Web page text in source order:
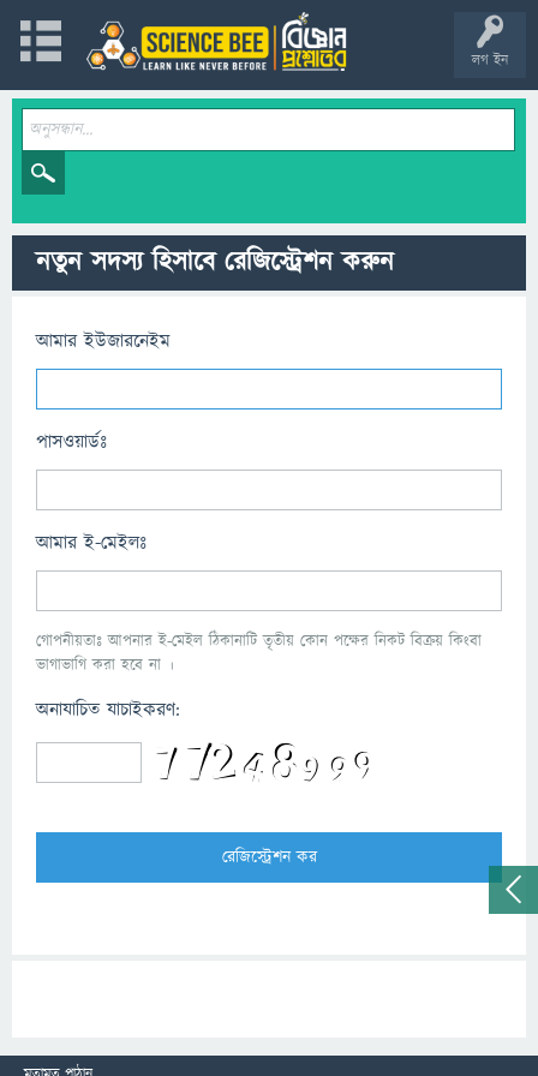
লগ ইন
নতুন সদস্য হিসাবে রেজিস্ট্রেশন করুন
আমার ইউজারনেইম
পাসওয়ার্ডঃ
আমার ই-মেইলঃ
গোপনীয়তাঃ আপনার ই-মেইল ঠিকানাটি তৃতীয় কোন পক্ষের নিকট বিক্রয় কিংবা
ভাগাভাগি করা হবে না ।
অনাযাচিত যাচাইকরণ: